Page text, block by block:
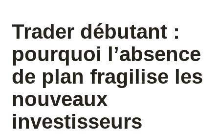
Trader débutant :
pourquoi l’absence
de plan fragilise les
nouveaux
investisseurs